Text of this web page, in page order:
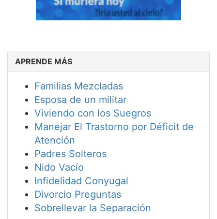
APRENDE MÁS
Familias Mezcladas
Esposa de un militar
Viviendo con los Suegros
Manejar El Trastorno por Déficit de
Atención
Padres Solteros
Nido Vacío
Infidelidad Conyugal
Divorcio Preguntas
Sobrellevar la Separación